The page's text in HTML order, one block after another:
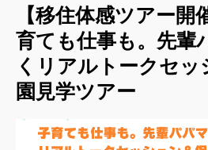
【移住体感ツアー
育ても仕事も。先輩
くリアルトークセ
園見学ツアー